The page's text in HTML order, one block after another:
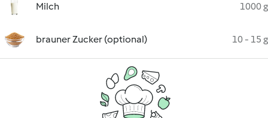
Milch 1000 g
brauner Zucker (optional) 10 - 15 g